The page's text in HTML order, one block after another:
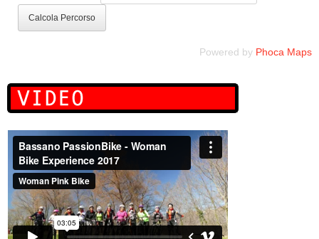
Powered by Phoca Maps